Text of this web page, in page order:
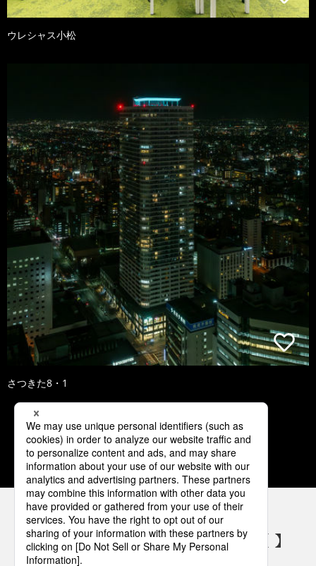
ウレシャス小松
さつきた8・1
1 2 3 4 5
パナソニックの電気設備 SNSアカウント